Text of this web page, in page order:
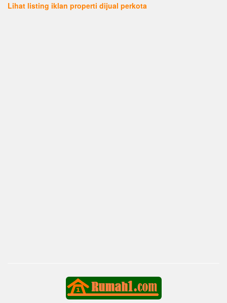
Lihat listing iklan properti dijual perkota